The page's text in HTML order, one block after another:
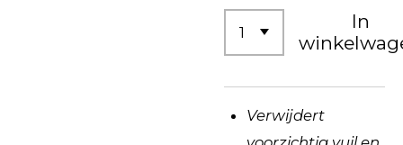
In
Verwijdert